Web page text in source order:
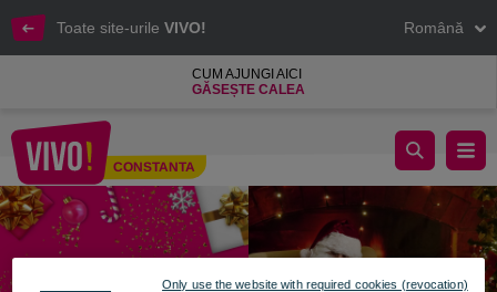
Toate site-urile VIVO! Română
CUM AJUNGI AICI
GĂSEȘTE CALEA
Constanta
CONSTANTA
Povești cu Moș Crăciun
Only use the website with required cookies (revocation)